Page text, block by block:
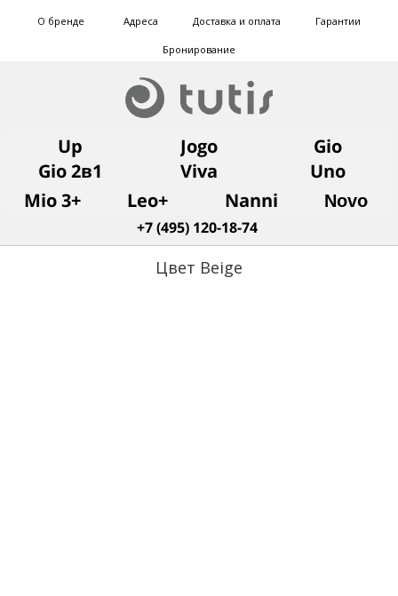
О бренде Адреса Доставка и оплата Гарантии
Бронирование
Up Jogo
Gio
Gio 2в1
Viva
Uno
Mio 3+
Leo+ Nanni
Novo
+7 (495) 120-18-74
Цвет Beige